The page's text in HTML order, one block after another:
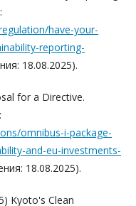
have-your-
reporting-
18.08.2025).
for a Directive.
omnibus-i-package-
and-eu-investments-
18.08.2025).
Kyoto's Clean